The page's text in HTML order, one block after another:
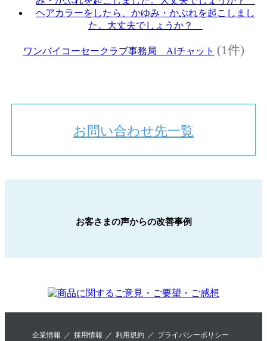
ヘアカラーをしたら、かゆみ・かぶれを起こしまし
た。大丈夫でしょうか？
ワンバイコーセークラブ事務局 AIチャット (1件)
お問い合わせ先一覧
お客さまの声からの改善事例
企業情報 採用情報 利用規約 プライバシーポリシー